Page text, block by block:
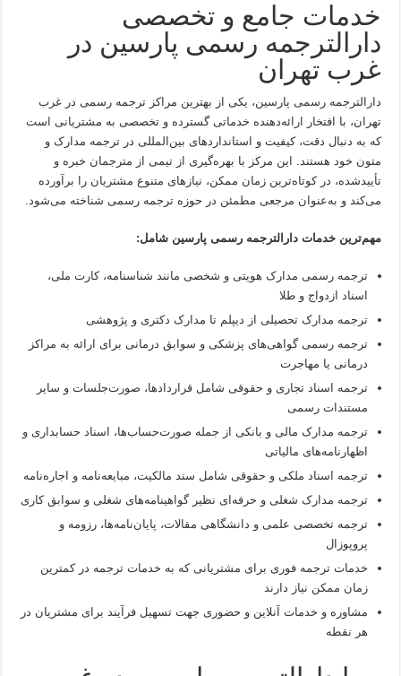
خدمات جامع و تخصصی
دارالترجمه رسمی پارسین در
غرب تهران
دارالترجمه رسمی پارسین، یکی از بهترین مراکز ترجمه رسمی در غرب
تهران، با افتخار ارائه‌دهنده خدماتی گسترده و تخصصی به مشتریانی است
که به دنبال دقت، کیفیت و استانداردهای بین‌المللی در ترجمه مدارک و
متون خود هستند. این مرکز با بهره‌گیری از تیمی از مترجمان خبره و
تأییدشده، در کوتاه‌ترین زمان ممکن، نیازهای متنوع مشتریان را برآورده
می‌کند و به‌عنوان مرجعی مطمئن در حوزه ترجمه رسمی شناخته می‌شود.
مهم‌ترین خدمات دارالترجمه رسمی پارسین شامل:
ترجمه رسمی مدارک هویتی و شخصی مانند شناسنامه، کارت ملی،
اسناد ازدواج و طلا
ترجمه مدارک تحصیلی از دیپلم تا مدارک دکتری و پژوهشی
ترجمه رسمی گواهی‌های پزشکی و سوابق درمانی برای ارائه به مراکز
درمانی یا مهاجرت
ترجمه اسناد تجاری و حقوقی شامل قراردادها، صورت‌جلسات و سایر
مستندات رسمی
ترجمه مدارک مالی و بانکی از جمله صورت‌حساب‌ها، اسناد حسابداری و
اظهارنامه‌های مالیاتی
ترجمه اسناد ملکی و حقوقی شامل سند مالکیت، مبایعه‌نامه و اجاره‌نامه
ترجمه مدارک شغلی و حرفه‌ای نظیر گواهینامه‌های شغلی و سوابق کاری
ترجمه تخصصی علمی و دانشگاهی مقالات، پایان‌نامه‌ها، رزومه و
پروپوزال
خدمات ترجمه فوری برای مشتریانی که به خدمات ترجمه در کمترین
زمان ممکن نیاز دارند
مشاوره و خدمات آنلاین و حضوری جهت تسهیل فرآیند برای مشتریان در
هر نقطه